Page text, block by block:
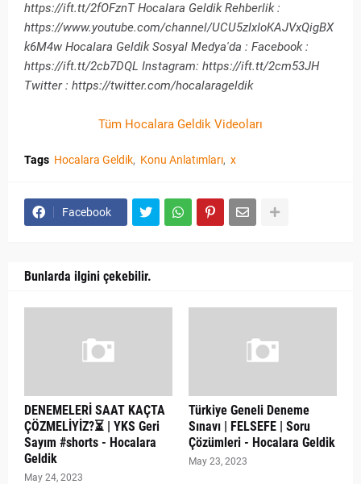
https://ift.tt/2fOFznT Hocalara Geldik Rehberlik :
https://www.youtube.com/channel/UCU5zIxIoKAJVxQigBX
k6M4w Hocalara Geldik Sosyal Medya'da : Facebook :
https://ift.tt/2cb7DQL Instagram: https://ift.tt/2cm53JH
Twitter : https://twitter.com/hocalarageldik
Tüm Hocalara Geldik Videoları
Tags Hocalara Geldik Konu Anlatımları x
Facebook
Bunlarda ilgini çekebilir.
DENEMELERİ SAAT KAÇTA
ÇÖZMELİYİZ?⏳ | YKS Geri
Sayım #shorts - Hocalara
Geldik
May 24, 2023
Türkiye Geneli Deneme
Sınavı | FELSEFE | Soru
Çözümleri - Hocalara Geldik
May 23, 2023